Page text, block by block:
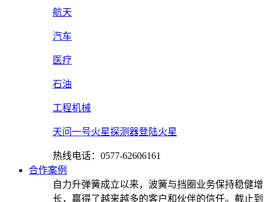
航天
汽车
医疗
石油
工程机械
天问一号火星探测器登陆火星
热线电话：0577-62606161
合作案例
自力升弹簧成立以来，波簧与挡圈业务保持稳健增
长，赢得了越来越多的客户和伙伴的信任。截止到